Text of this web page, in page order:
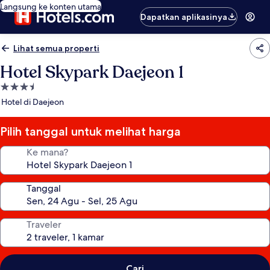
Langsung ke konten utama
Dapatkan aplikasinya
Lihat semua properti
Hotel Skypark Daejeon 1
Properti
bintang
Hotel di Daejeon
Pilih tanggal untuk melihat harga
Ke mana?
Tanggal
Traveler